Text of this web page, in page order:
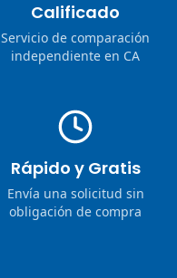
Calificado
Servicio de comparación
independiente en CA
Rápido y Gratis
Envía una solicitud sin
obligación de compra